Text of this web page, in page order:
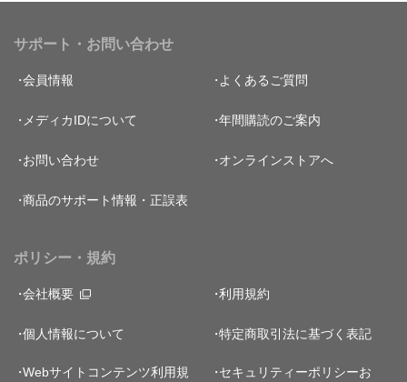
サポート・お問い合わせ
会員情報 よくあるご質問
メディカIDについて 年間購読のご案内
お問い合わせ オンラインストアへ
商品のサポート情報・正誤表
ポリシー・規約
会社概要 利用規約
個人情報について 特定商取引法に基づく表記
Webサイトコンテンツ利用規 セキュリティーポリシーお